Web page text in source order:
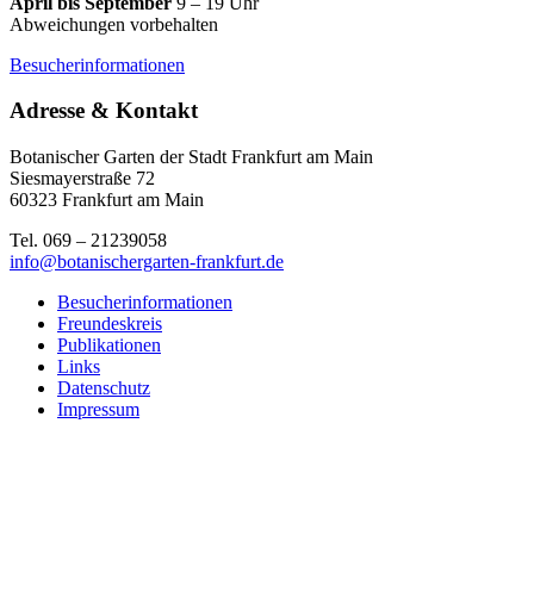
Abweichungen vorbehalten
Besucherinformationen
Adresse & Kontakt
Botanischer Garten der Stadt Frankfurt am Main
Siesmayerstraße 72
60323 Frankfurt am Main
Tel. 069 – 21239058
info@botanischergarten-frankfurt.de
Besucherinformationen
Freundeskreis
Publikationen
Links
Datenschutz
Impressum